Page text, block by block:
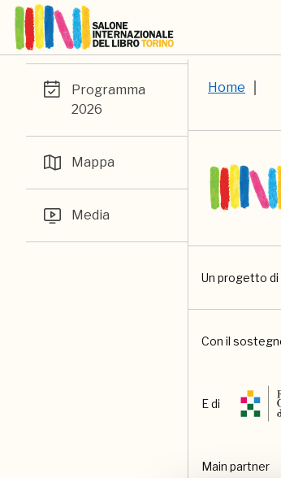
Programma
2026
Mappa
Media
Home
Un progetto di
Con il
E di
Main partner